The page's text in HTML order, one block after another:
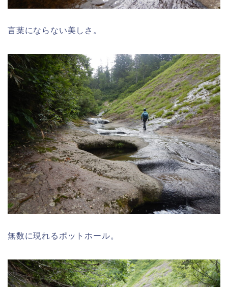
言葉にならない美しさ。
無数に現れるポットホール。